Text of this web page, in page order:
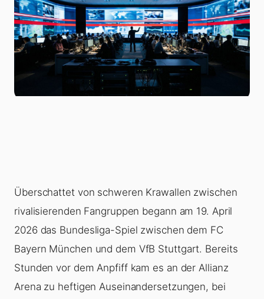
Überschattet von schweren Krawallen zwischen
rivalisierenden Fangruppen begann am 19. April
2026 das Bundesliga-Spiel zwischen dem FC
Bayern München und dem VfB Stuttgart. Bereits
Stunden vor dem Anpfiff kam es an der Allianz
Arena zu heftigen Auseinandersetzungen, bei